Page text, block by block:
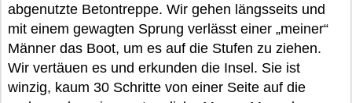
abgenutzte Betontreppe. Wir gehen längsseits und
mit einem gewagten Sprung verlässt einer „meiner“
Männer das Boot, um es auf die Stufen zu ziehen.
Wir vertäuen es und erkunden die Insel. Sie ist
winzig, kaum 30 Schritte von einer Seite auf die